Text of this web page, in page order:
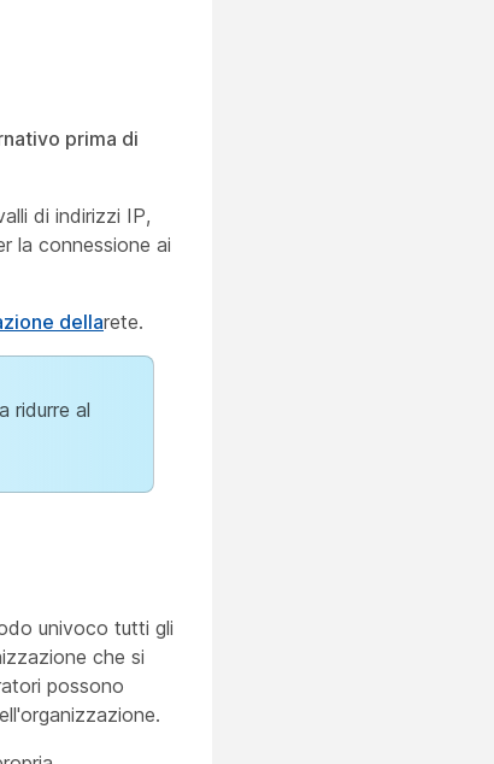
prima di
di indirizzi IP,
la connessione ai
dellarete.
ridurre al
univoco tutti gli
che si
possono